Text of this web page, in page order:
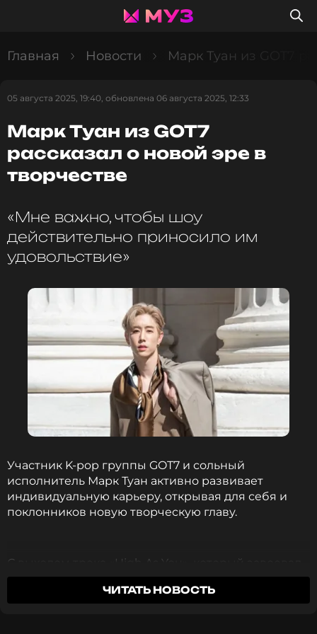
Главная Новости Марк Туан из GOT7
05 августа 2025, 19:40, обновлена 06 августа 2025, 12:33
Марк Туан из GOT7
рассказал о новой эре в
творчестве
«Мне важно, чтобы шоу
действительно приносило им
удовольствие»
Участник K‑pop группы GOT7 и сольный
исполнитель Марк Туан активно развивает
индивидуальную карьеру, открывая для себя и
поклонников новую творческую главу.
С выходом трека «High As You», который завоевал
популярность в социальных сетях, артист
обозначил свежий вектор в своем звучании. В
ЧИТАТЬ НОВОСТЬ